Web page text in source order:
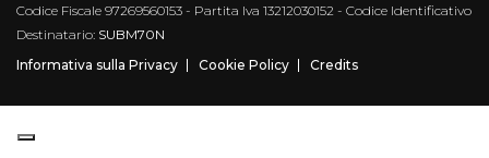
Codice Fiscale 97269560153 - Partita Iva 13212030152 - Codice Identificativo
Destinatario: SUBM70N
Informativa sulla Privacy
Cookie Policy Credits